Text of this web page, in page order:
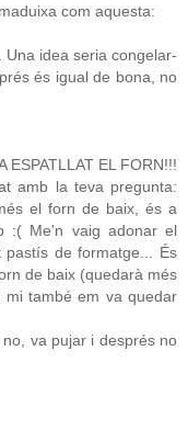
com aquesta:
idea seria congelar-
és igual de bona, no
ESPATLLAT EL FORN!!!
amb la teva pregunta:
el forn de baix, és a
:( Me'n vaig adonar el
pastís de formatge... És
de baix (quedarà més
també em va quedar
va pujar i després no